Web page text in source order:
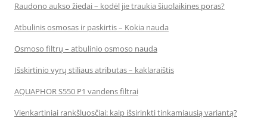
Raudono aukso žiedai – kodėl jie traukia šiuolaikines poras?
Atbulinis osmosas ir paskirtis – Kokia nauda
Osmoso filtrų – atbulinio osmoso nauda
Išskirtinio vyrų stiliaus atributas – kaklaraištis
AQUAPHOR S550 P1 vandens filtrai
Vienkartiniai rankšluosčiai: kaip išsirinkti tinkamiausią variantą?